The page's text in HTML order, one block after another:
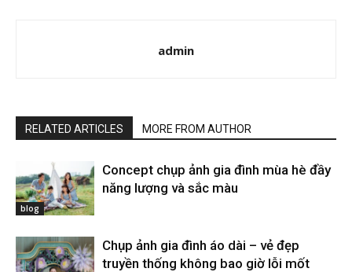
admin
RELATED ARTICLES MORE FROM AUTHOR
blog
Concept chụp ảnh gia đình mùa hè đầy
năng lượng và sắc màu
Chụp ảnh gia đình áo dài – vẻ đẹp
truyền thống không bao giờ lỗi mốt